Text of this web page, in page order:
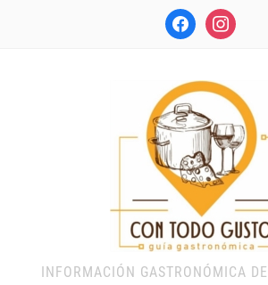
facebookinstagram
INFORMACIÓN GASTRONÓMICA